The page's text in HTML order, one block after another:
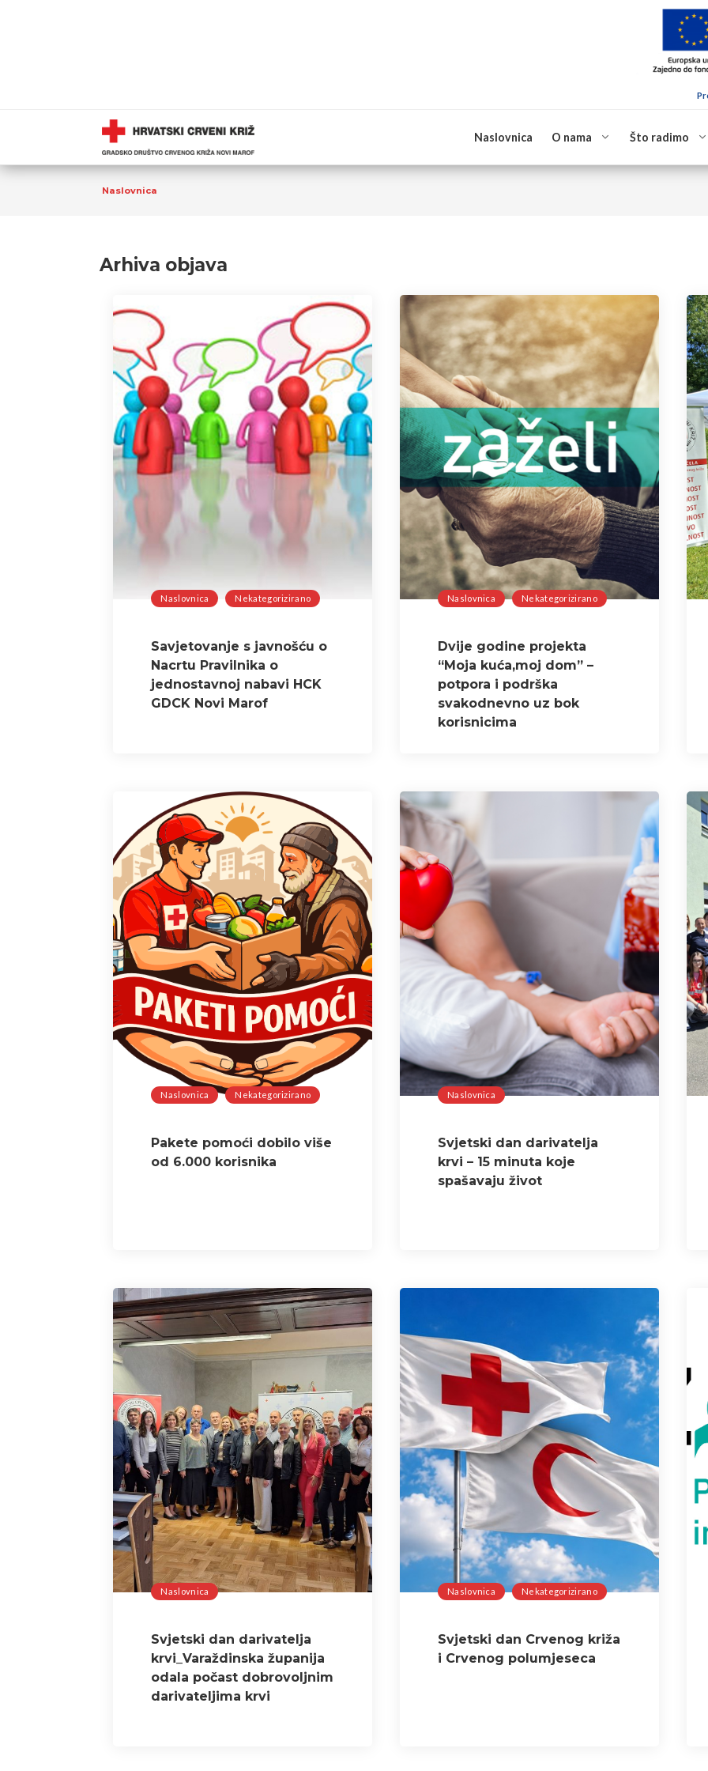
Naslovnica O nama Što radimo
Naslovnica
Arhiva objava
Naslovnica Nekategorizirano
Savjetovanje s javnošću o
Nacrtu Pravilnika o
jednostavnoj nabavi HCK
GDCK Novi Marof
Naslovnica Nekategorizirano
Dvije godine projekta
“Moja kuća,moj dom” –
potpora i podrška
svakodnevno uz bok
korisnicima
Naslovnica Nekategorizirano
Pakete pomoći dobilo više
od 6.000 korisnika
Naslovnica
Svjetski dan darivatelja
krvi – 15 minuta koje
spašavaju život
Naslovnica
Svjetski dan darivatelja
krvi_Varaždinska županija
odala počast dobrovoljnim
darivateljima krvi
Naslovnica Nekategorizirano
Svjetski dan Crvenog križa
i Crvenog polumjeseca